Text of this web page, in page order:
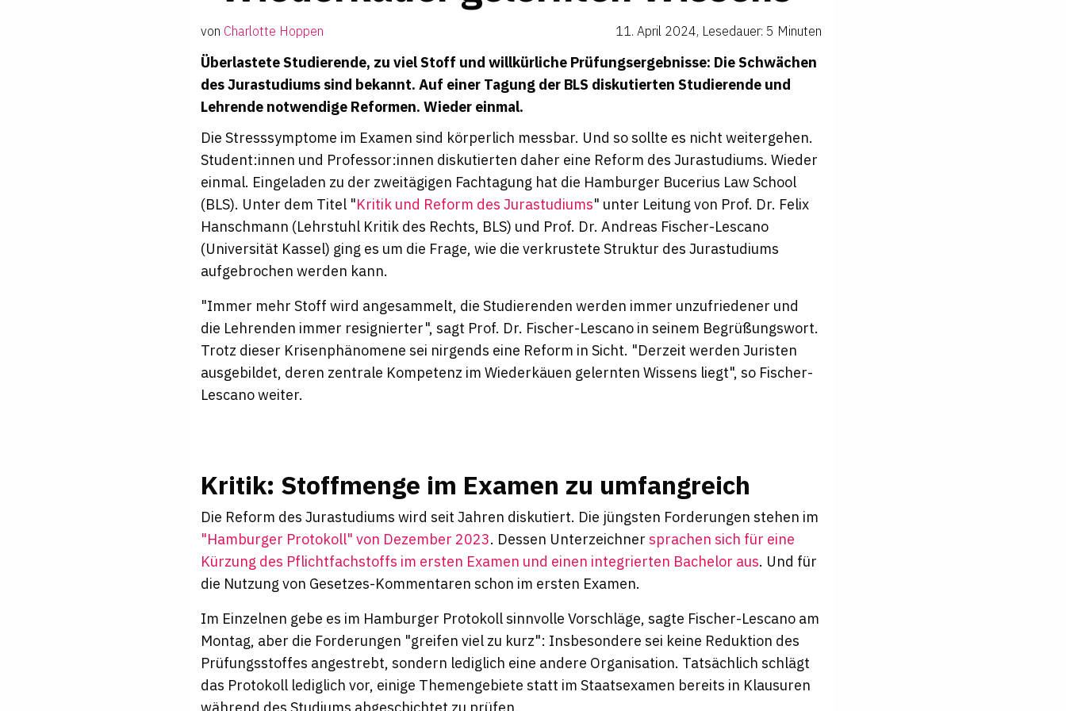
von Charlotte Hoppen 11. April 2024, Lesedauer: 5 Minuten
Überlastete Studierende, zu viel Stoff und willkürliche Prüfungsergebnisse: Die Schwächen
des Jurastudiums sind bekannt. Auf einer Tagung der BLS diskutierten Studierende und
Lehrende notwendige Reformen. Wieder einmal.
Die Stresssymptome im Examen sind körperlich messbar. Und so sollte es nicht weitergehen.
Student:innen und Professor:innen diskutierten daher eine Reform des Jurastudiums. Wieder
einmal. Eingeladen zu der zweitägigen Fachtagung hat die Hamburger Bucerius Law School
(BLS). Unter dem Titel "Kritik und Reform des Jurastudiums" unter Leitung von Prof. Dr. Felix
Hanschmann (Lehrstuhl Kritik des Rechts, BLS) und Prof. Dr. Andreas Fischer-Lescano
(Universität Kassel) ging es um die Frage, wie die verkrustete Struktur des Jurastudiums
aufgebrochen werden kann.
"Immer mehr Stoff wird angesammelt, die Studierenden werden immer unzufriedener und
die Lehrenden immer resignierter", sagt Prof. Dr. Fischer-Lescano in seinem Begrüßungswort.
Trotz dieser Krisenphänomene sei nirgends eine Reform in Sicht. "Derzeit werden Juristen
ausgebildet, deren zentrale Kompetenz im Wiederkäuen gelernten Wissens liegt", so Fischer-
Lescano weiter.
Kritik: Stoffmenge im Examen zu umfangreich
Die Reform des Jurastudiums wird seit Jahren diskutiert. Die jüngsten Forderungen stehen im
"Hamburger Protokoll" von Dezember 2023. Dessen Unterzeichnersprachen sich für eine
Kürzung des Pflichtfachstoffs im ersten Examen und einen integrierten Bachelor aus. Und für
die Nutzung von Gesetzes-Kommentaren schon im ersten Examen.
Im Einzelnen gebe es im Hamburger Protokoll sinnvolle Vorschläge, sagte Fischer-Lescano am
Montag, aber die Forderungen "greifen viel zu kurz": Insbesondere sei keine Reduktion des
Prüfungsstoffes angestrebt, sondern lediglich eine andere Organisation. Tatsächlich schlägt
das Protokoll lediglich vor, einige Themengebiete statt im Staatsexamen bereits in Klausuren